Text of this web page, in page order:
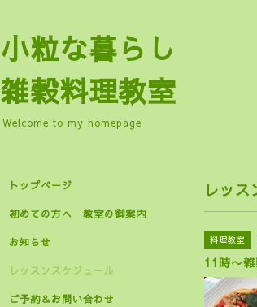
小粒な暮らし
雑穀料理教室
Welcome to my homepage
レッス
料理教室
11時〜
トップページ
初めての方へ 教室の御案内
お知らせ
レッスンスケジュール
ご予約＆お問い合わせ